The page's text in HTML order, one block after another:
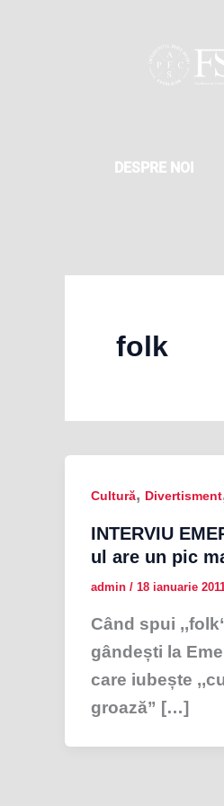
DESPRE NOI
folk
Cultură, Divertisment
INTERVIU
ul are un pic
admin / 18 ianuarie
Când spui
gândești la
care iubește
groază” […]